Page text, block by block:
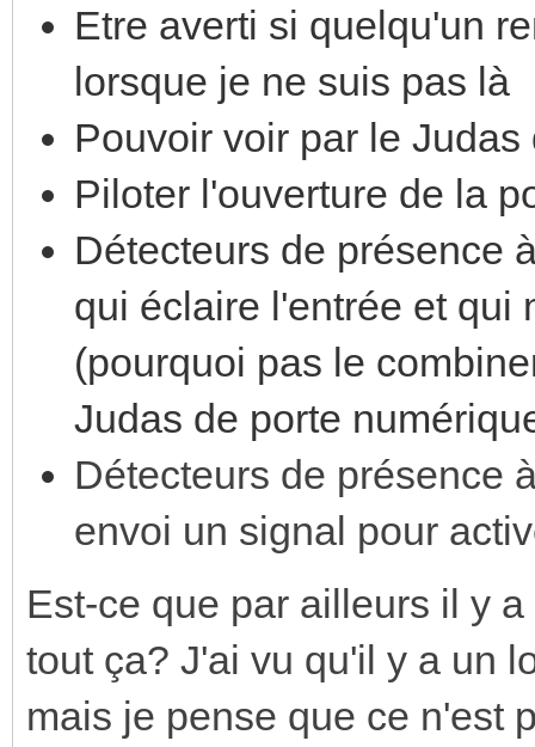
Etre averti si quelqu'un
lorsque je ne suis pas là
Pouvoir voir par le
Piloter l'ouverture de la
Détecteurs de présence
qui éclaire l'entrée et qui
(pourquoi pas le
Judas de porte
Détecteurs de présence
envoi un signal pour
Est-ce que par ailleurs il y
tout ça? J'ai vu qu'il y a un
mais je pense que ce n'est